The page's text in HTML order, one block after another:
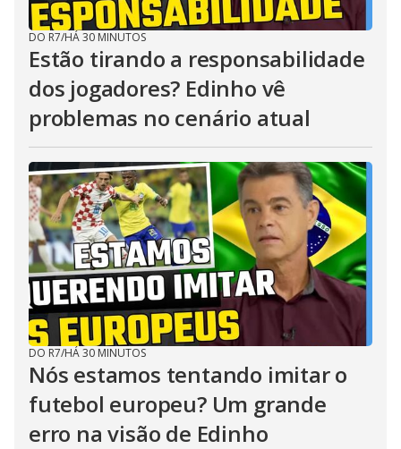
DO R7/HÁ 30 MINUTOS
Estão tirando a responsabilidade
dos jogadores? Edinho vê
problemas no cenário atual
DO R7/HÁ 30 MINUTOS
Nós estamos tentando imitar o
futebol europeu? Um grande
erro na visão de Edinho